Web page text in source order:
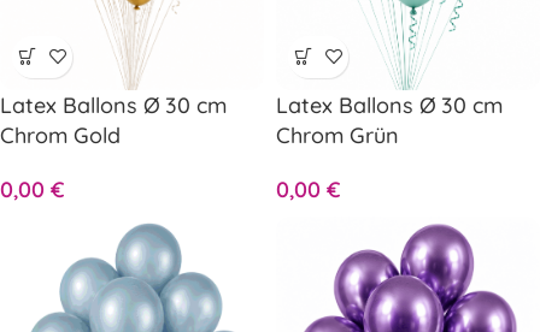
Latex Ballons Ø 30 cm
Chrom Gold
0,00 €
Latex Ballons Ø 30 cm
Chrom Grün
0,00 €